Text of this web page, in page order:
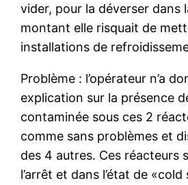
vider, pour la déverser dans
montant elle risquait de
installations de
Problème : l’opérateur n’a
explication sur la présence
contaminée sous ces 2
comme sans problèmes et
des 4 autres. Ces réacteurs
l’arrêt et dans l’état de